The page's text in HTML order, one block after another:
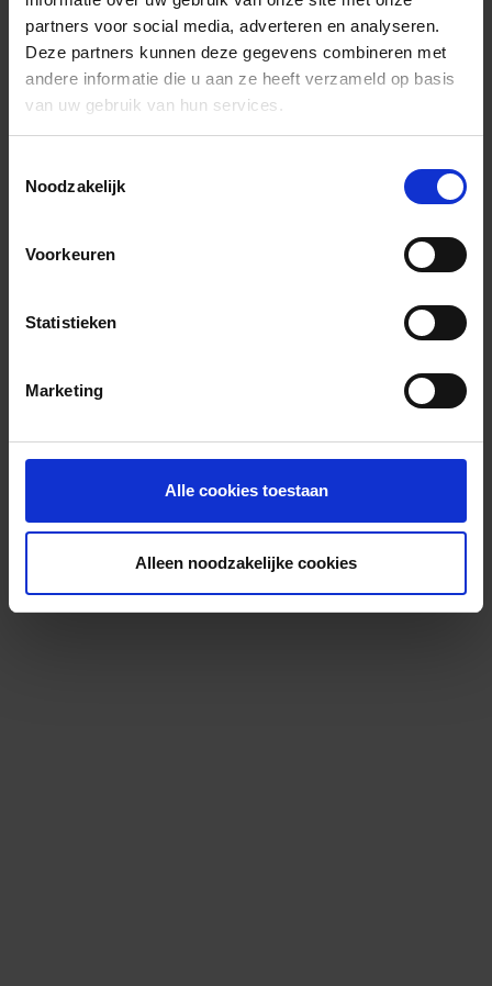
partners voor social media, adverteren en analyseren.
Deze partners kunnen deze gegevens combineren met
andere informatie die u aan ze heeft verzameld op basis
van uw gebruik van hun services.
Noodzakelijk
Voorkeuren
Statistieken
Marketing
Alle cookies toestaan
Alleen noodzakelijke cookies